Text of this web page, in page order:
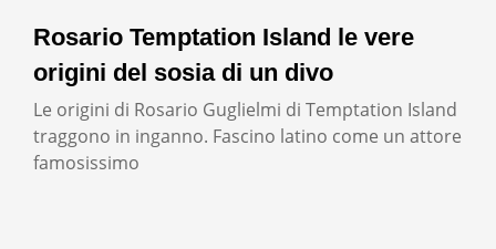
Rosario Temptation Island le vere
origini del sosia di un divo
Le origini di Rosario Guglielmi di Temptation Island
traggono in inganno. Fascino latino come un attore
famosissimo